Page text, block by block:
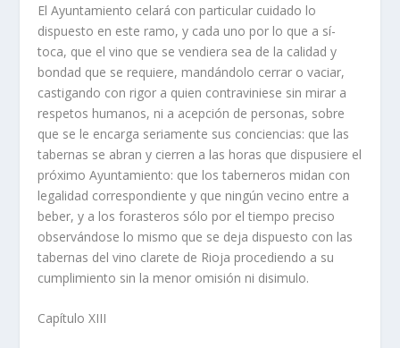
El Ayuntamiento celará con particular cuidado lo
dispuesto en este ramo, y cada uno por lo que a sí­
toca, que el vino que se vendiera sea de la calidad y
bondad que se requiere, mandándolo cerrar o vaciar,
castigando con rigor a quien contraviniese sin mirar a
respetos humanos, ni a acepción de personas, sobre
que se le encarga seriamente sus conciencias: que las
tabernas se abran y cierren a las horas que dispusiere el
próximo Ayuntamiento: que los taberneros midan con
legalidad correspondiente y que ningún vecino entre a
beber, y a los forasteros sólo por el tiempo preciso
observándose lo mismo que se deja dispuesto con las
tabernas del vino clarete de Rioja procediendo a su
cumplimiento sin la menor omisión ni disimulo.
Capí­tulo XIII